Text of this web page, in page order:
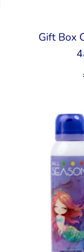
Gift Box